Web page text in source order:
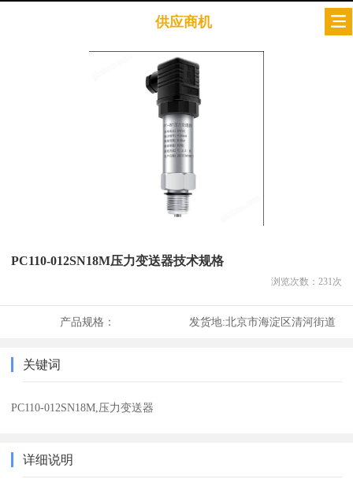
供应商机
PC110-012SN18M压力变送器技术规格
浏览次数： 231 次
产品规格： 发货地:北京市海淀区清河街道
关键词
PC110-012SN18M,压力变送器
详细说明